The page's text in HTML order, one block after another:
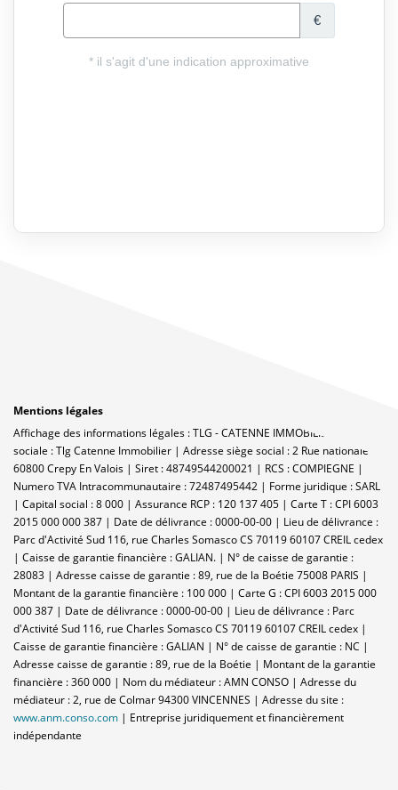
Mentions légales
Affichage des informations légales : TLG - CATENNE IMMOBILIER | Raison
sociale : Tlg Catenne Immobilier | Adresse siège social : 2 Rue nationale -
60800 Crepy En Valois | Siret : 48749544200021 | RCS : COMPIEGNE |
Numero TVA Intracommunautaire : 72487495442 | Forme juridique : SARL
| Capital social : 8 000 | Assurance RCP : 120 137 405 | Carte T : CPI 6003
2015 000 000 387 | Date de délivrance : 0000-00-00 | Lieu de délivrance :
Parc d'Activité Sud 116, rue Charles Somasco CS 70119 60107 CREIL cedex
| Caisse de garantie financière : GALIAN. | N° de caisse de garantie :
28083 | Adresse caisse de garantie : 89, rue de la Boétie 75008 PARIS |
Montant de la garantie financière : 100 000 | Carte G : CPI 6003 2015 000
000 387 | Date de délivrance : 0000-00-00 | Lieu de délivrance : Parc
d'Activité Sud 116, rue Charles Somasco CS 70119 60107 CREIL cedex |
Caisse de garantie financière : GALIAN | N° de caisse de garantie : NC |
Adresse caisse de garantie : 89, rue de la Boétie | Montant de la garantie
financière : 360 000 | Nom du médiateur : AMN CONSO | Adresse du
médiateur : 2, rue de Colmar 94300 VINCENNES | Adresse du site :
www.anm.conso.com | Entreprise juridiquement et financièrement
indépendante